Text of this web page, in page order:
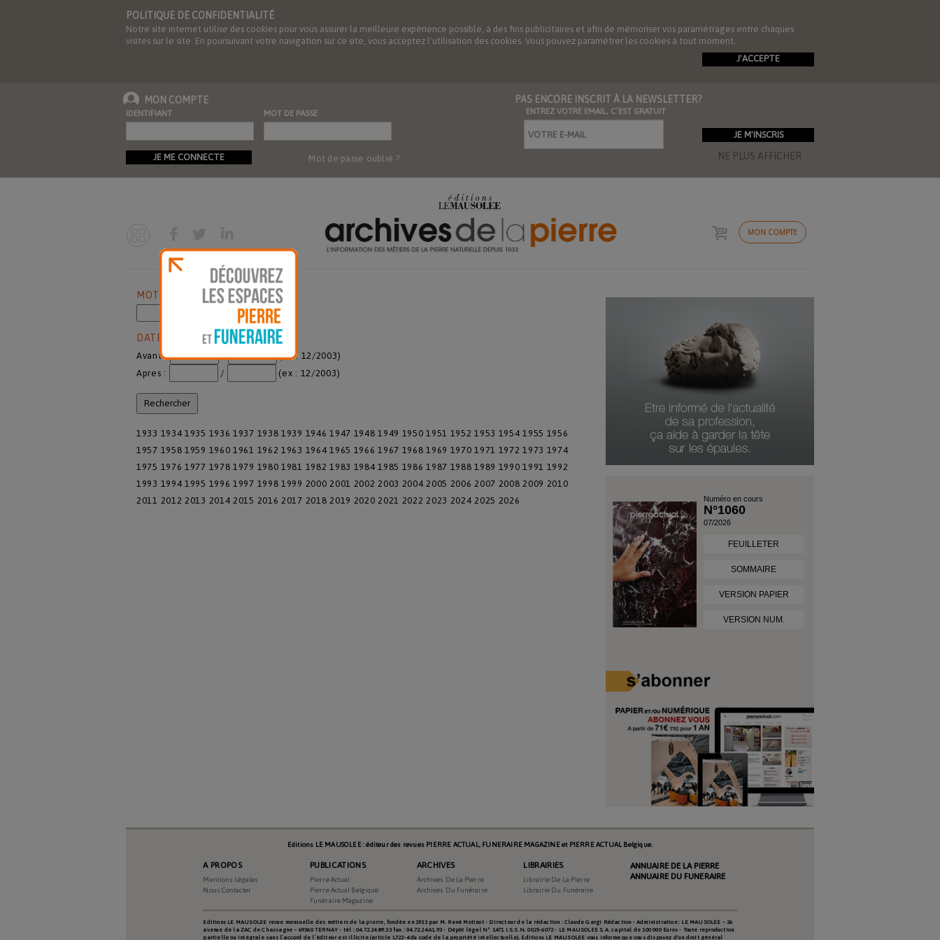
POLITIQUE DE CONFIDENTIALITÉ
Notre site internet utilise des cookies pour vous assurer la meilleure expérience possible, à des fins publicitaires et afin de mémoriser vos paramétrages entre chaques
visites sur le site. En poursuivant votre navigation sur ce site, vous acceptez l'utilisation des cookies. Vous pouvez paramétrer les cookies à tout moment.
J'ACCEPTE
MON COMPTE
IDENTIFIANT MOT DE PASSE
JE ME CONNECTE Mot de passe oublié ? NE PLUS AFFICHER
PAS ENCORE INSCRIT À LA NEWSLETTER?
ENTREZ VOTRE EMAIL, C’EST GRATUIT
MON COMPTE
MOTS CLES
DATE DE PUBLICATION
Avant : /
(ex : 12/2003)
Apres :
/ (ex : 12/2003)
1933 1934 1935 1936 1937 1938 1939 1946 1947 1948 1949 1950 1951 1952 1953 1954 1955 1956
1957 1958 1959 1960 1961 1962 1963 1964 1965 1966 1967 1968 1969 1970 1971 1972 1973 1974
1975 1976 1977 1978 1979 1980 1981 1982 1983 1984 1985 1986 1987 1988 1989 1990 1991 1992
1993 1994 1995 1996 1997 1998 1999 2000 2001 2002 2003 2004 2005 2006 2007 2008 2009 2010
2011 2012 2013 2014 2015 2016 2017 2018 2019 2020 2021 2022 2023 2024 2025 2026 Numéro en cours
N°1060
07/2026
FEUILLETER
SOMMAIRE
VERSION PAPIER
VERSION NUM.
Editions LE MAUSOLEE : éditeur des revues PIERRE ACTUAL, FUNERAIRE MAGAZINE et PIERRE ACTUAL Belgique.
A PROPOS
Mentions Légales
Nous Contacter
PUBLICATIONS
Pierre Actual
Pierre Actual Belgique
Funéraire Magazine
ARCHIVES
Archives De La Pierre
Archives Du Funéraire
LIBRAIRIES
Librairie De La Pierre
Librairie Du Funéraire
ANNUAIRE DE LA PIERRE
ANNUAIRE DU FUNERAIRE
Editions LE MAUSOLEE revue mensuelle des métiers de la pierre, fondée en 1933 par M. René Motinot - Directeur de la rédaction : Claude Gargi Rédaction - Administration : LE MAUSOLEE – 26
avenue de la ZAC de Chassagne – 69360 TERNAY - tél : 04.72.24.89.33 fax : 04.72.24.61.93 - Dépôt légal N° 1471 I.S.S.N. 0025-6072 - LE MAUSOLEE S.A. capital de 100 000 Euros - Toute reproduction
partielle ou intégrale sans l’accord de l’éditeur est illicite (article L722-4 du code de la propriété intellectuelle). Editions LE MAUSOLEE vous informe que vous disposez d'un droit général